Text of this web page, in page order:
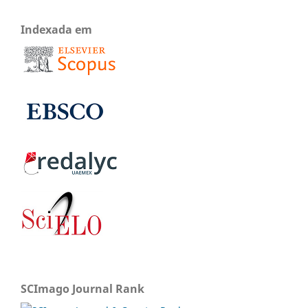
Indexada em
SCImago Journal Rank